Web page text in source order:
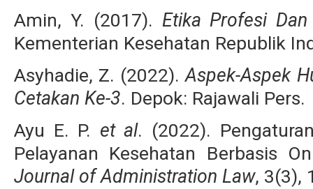
Amin, Y. (2017). Etika Profesi
Kementerian Kesehatan Republik
Asyhadie, Z. (2022).Aspek-Aspek
Cetakan Ke-3. Depok: Rajawali Pers.
Ayu E. P. et al. (2022).
Pelayanan Kesehatan Berbasis
Journal of Administration Law, 3(3),